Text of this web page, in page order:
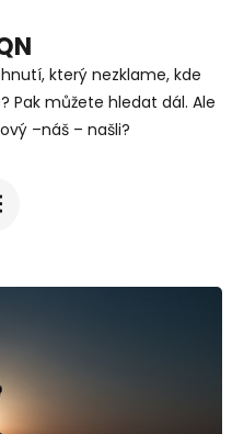
který nezklame, kde
Pak můžete hledat dál. Ale
–náš – našli?